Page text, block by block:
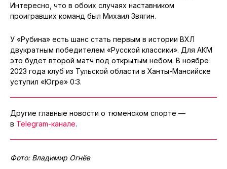
Интересно, что в обоих случаях наставником
проигравших команд был Михаил Звягин.
У «Рубина» есть шанс стать первым в истории ВХЛ
двукратным победителем «Русской классики». Для АКМ
это будет второй матч под открытым небом. В ноябре
2023 года клуб из Тульской области в Ханты-Мансийске
уступил «Югре» 0:3.
Другие главные новости о тюменском спорте —
в Telegram-канале.
Фото: Владимир Огнёв